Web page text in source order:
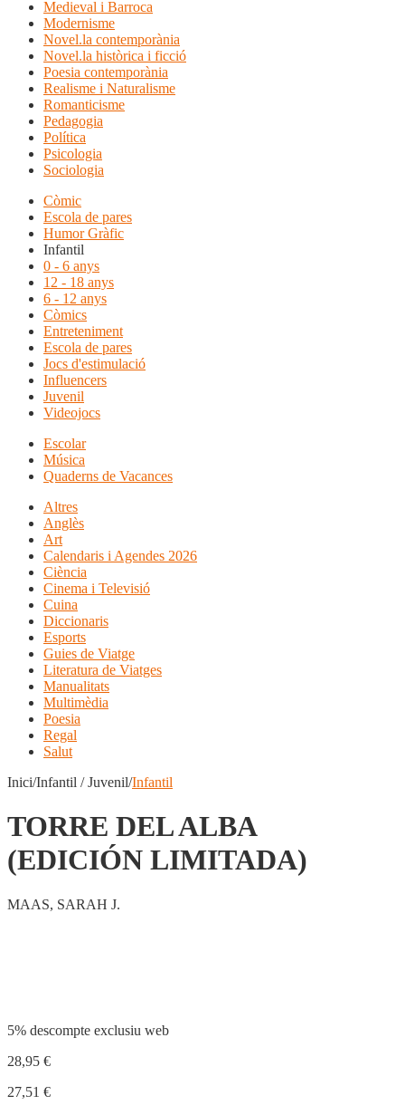
Medieval i Barroca
Modernisme
Novel.la contemporània
Novel.la històrica i ficció
Poesia contemporània
Realisme i Naturalisme
Romanticisme
Pedagogia
Política
Psicologia
Sociologia
Còmic
Escola de pares
Humor Gràfic
Infantil
0 - 6 anys
12 - 18 anys
6 - 12 anys
Còmics
Entreteniment
Escola de pares
Jocs d'estimulació
Influencers
Juvenil
Videojocs
Escolar
Música
Quaderns de Vacances
Altres
Anglès
Art
Calendaris i Agendes 2026
Ciència
Cinema i Televisió
Cuina
Diccionaris
Esports
Guies de Viatge
Literatura de Viatges
Manualitats
Multimèdia
Poesia
Regal
Salut
Inici/Infantil / Juvenil/Infantil
TORRE DEL ALBA
(EDICIÓN LIMITADA)
MAAS, SARAH J.
5% descompte exclusiu web
28,95 €
27,51 €